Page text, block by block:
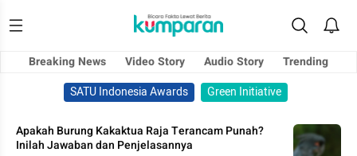
Breaking News Video Story Audio Story
Trending
SATU Indonesia Awards
Green Initiative
Apakah Burung Kakaktua Raja Terancam Punah?
Inilah Jawaban dan Penjelasannya